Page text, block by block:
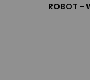
ROBOT -